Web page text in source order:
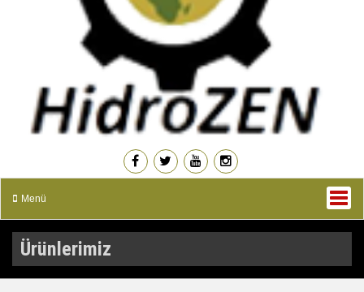
Menü
Ürünlerimiz